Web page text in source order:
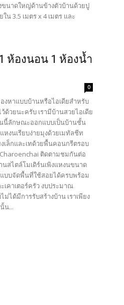
ขนาดใหญ่ด้านข้างตัวบ้านด้วยปู
3.5 เมตร x 4 เมตร และ
ห้องนอน 1 ห้องน้ำ
0
หาแบบบ้านหรือไอเดียสำหรับ
ด้วยนะครับ เรามีบ้านสวยไอเดีย
นี้ลักษณะออกแบบเป็นบ้านชั้น
หงนเรียบง่ายมุงด้วยเมทัลชีท
เล็กและเทด้วยพื้นคอนกรีตรอบ
ติดตามชมกันต่อ
สไตล์โมเดิร์นเพิงแหงนขนาด
บบจัดพื้นที่ใช้สอยได้ครบพร้อม
เคาเตอร์ครัว งบประมาณ
ม่ได้มีการรับสร้างบ้าน เราเพียง
น...